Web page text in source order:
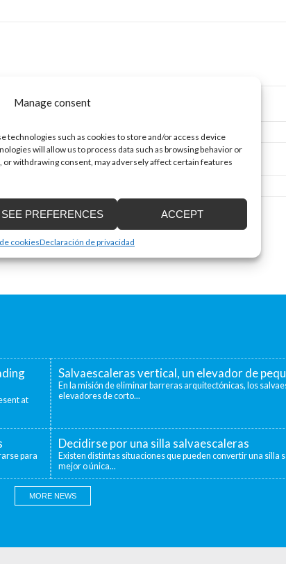
Manage consent
technologies such as cookies to store and/or access device
will allow us to process data such as browsing behavior or
or withdrawing consent, may adversely affect certain features
ACCEPT
SEE PREFERENCES
cookiesDeclaración de privacidad
at
Salvaescaleras vertical, un elevador de
En la misión de eliminar barreras arquitectónicas, los
elevadores de corto...
para
Decidirse por una silla salvaescaleras
Existen distintas situaciones que pueden convertir una silla
mejor o única...
MORE NEWS